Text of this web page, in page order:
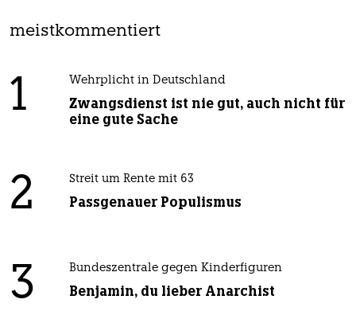
meistkommentiert
1 Wehrplicht in Deutschland
Zwangsdienst ist nie gut, auch nicht für
eine gute Sache
2 Streit um Rente mit 63
Passgenauer Populismus
3 Bundeszentrale gegen Kinderfiguren
Benjamin, du lieber Anarchist